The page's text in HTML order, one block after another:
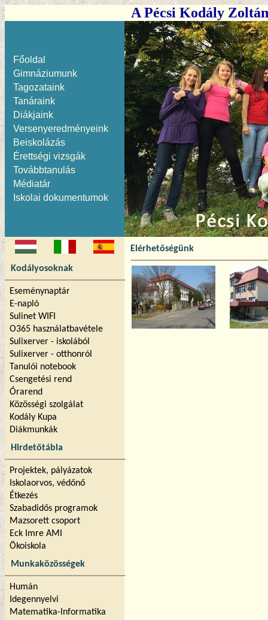
A Pécsi Kodály
Főoldal
Gimnáziumunk
Tagozataink
Tanáraink
Diákjaink
Versenyeredményeink
Beiskolázás
Érettségi vizsgák
Továbbtanulás
Médiatár
Iskolai dokumentumok
Kodályosoknak
Eseménynaptár
E-napló
Sulinet WIFI
O365 használatbavétele
Sulixerver - iskolából
Sulixerver - otthonról
Tanulói notebook
Csengetési rend
Órarend
Közösségi szolgálat
Kodály Kupa
Diákmunkák
Hirdetőtábla
Projektek, pályázatok
Iskolaorvos, védőnő
Étkezés
Szabadidős programok
Mazsorett csoport
Eck Imre AMI
Ökoiskola
Munkaközösségek
Humán
Idegennyelvi
Matematika-Informatika
Elérhetőségünk